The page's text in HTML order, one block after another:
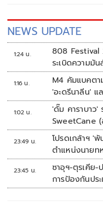
NEWS UPDATE
1:24 น.
808 Festival
ระเบิดความมั
1:16 น.
M4 คัมแบคต
'อะดรีนาลีน' แ
1:02 น.
'ดั๊ม คาราบาว
SweetCane
23:49 น.
โปรดเกล้าฯ '
ตำแหน่งนายท
'พลตรี'
23:45 น.
ซาอุฯ-ตุรเคีย
การป้องกันปร